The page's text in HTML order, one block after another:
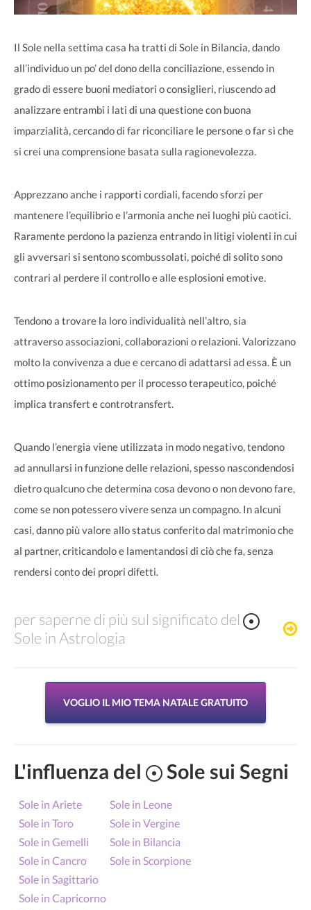
Il Sole nella settima casa ha tratti di Sole in Bilancia, dando
all’individuo un po’ del dono della conciliazione, essendo in
grado di essere buoni mediatori o consiglieri, riuscendo ad
analizzare entrambi i lati di una questione con buona
imparzialità, cercando di far riconciliare le persone o far sì che
si crei una comprensione basata sulla ragionevolezza.
Apprezzano anche i rapporti cordiali, facendo sforzi per
mantenere l’equilibrio e l’armonia anche nei luoghi più caotici.
Raramente perdono la pazienza entrando in litigi violenti in cui
gli avversari si sentono scombussolati, poiché di solito sono
contrari al perdere il controllo e alle esplosioni emotive.
Tendono a trovare la loro individualità nell’altro, sia
attraverso associazioni, collaborazioni o relazioni. Valorizzano
molto la convivenza a due e cercano di adattarsi ad essa. È un
ottimo posizionamento per il processo terapeutico, poiché
implica transfert e controtransfert.
Quando l’energia viene utilizzata in modo negativo, tendono
ad annullarsi in funzione delle relazioni, spesso nascondendosi
dietro qualcuno che determina cosa devono o non devono fare,
come se non potessero vivere senza un compagno. In alcuni
casi, danno più valore allo status conferito dal matrimonio che
al partner, criticandolo e lamentandosi di ciò che fa, senza
rendersi conto dei propri difetti.
per saperne di più sul significato del
Sole in Astrologia
VOGLIO IL MIO TEMA NATALE GRATUITO
L'influenza del Sole sui Segni
Sole in Ariete
Sole in Toro
Sole in Gemelli
Sole in Cancro
Sole in Leone
Sole in Vergine
Sole in Bilancia
Sole in Scorpione
Sole in Sagittario
Sole in Capricorno